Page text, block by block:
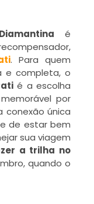
é
. Para quem
e completa, o
é a escolha
por
conexão única
de estar bem
sua viagem
a trilha no
quando o